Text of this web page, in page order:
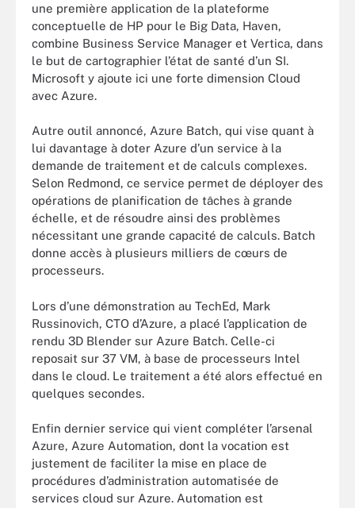
une première application de la plateforme
conceptuelle de HP pour le Big Data, Haven,
combine Business Service Manager et Vertica, dans
le but de cartographier l’état de santé d’un SI.
Microsoft y ajoute ici une forte dimension Cloud
avec Azure.
Autre outil annoncé, Azure Batch, qui vise quant à
lui davantage à doter Azure d’un service à la
demande de traitement et de calculs complexes.
Selon Redmond, ce service permet de déployer des
opérations de planification de tâches à grande
échelle, et de résoudre ainsi des problèmes
nécessitant une grande capacité de calculs. Batch
donne accès à plusieurs milliers de cœurs de
processeurs.
Lors d’une démonstration au TechEd, Mark
Russinovich, CTO d’Azure, a placé l’application de
rendu 3D Blender sur Azure Batch. Celle-ci
reposait sur 37 VM, à base de processeurs Intel
dans le cloud. Le traitement a été alors effectué en
quelques secondes.
Enfin dernier service qui vient compléter l’arsenal
Azure, Azure Automation, dont la vocation est
justement de faciliter la mise en place de
procédures d’administration automatisée de
services cloud sur Azure. Automation est